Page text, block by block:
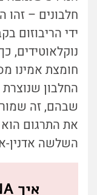
ידי הריבוזום
נוקלאוטידים,
חומצת אמינו
החלבון
שבהם, זה
השלשה אדנין-